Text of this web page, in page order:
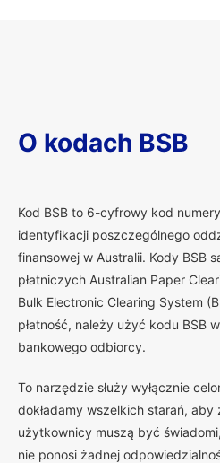
O kodach BSB
Kod BSB to 6-cyfrowy kod
identyfikacji poszczególnego
finansowej w Australii. Kody BSB
płatniczych Australian Paper
Bulk Electronic Clearing System
płatność, należy użyć kodu BSB
bankowego odbiorcy.
To narzędzie służy wyłącznie
dokładamy wszelkich starań,
użytkownicy muszą być
nie ponosi żadnej